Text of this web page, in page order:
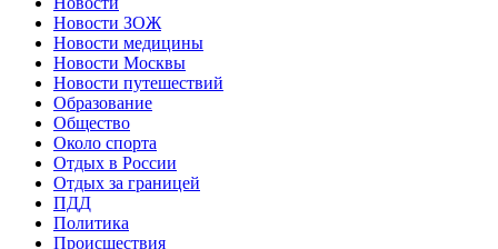
Новости ЗОЖ
Новости медицины
Новости Москвы
Новости путешествий
Образование
Общество
Около спорта
Отдых в России
Отдых за границей
ПДД
Политика
Происшествия